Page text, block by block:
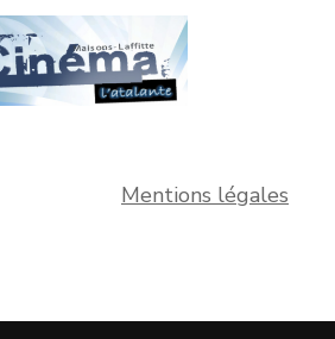
Mentions légales